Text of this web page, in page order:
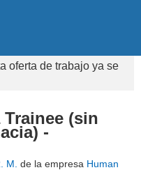
oferta de trabajo ya se
(sin
-
M. de la empresa Human